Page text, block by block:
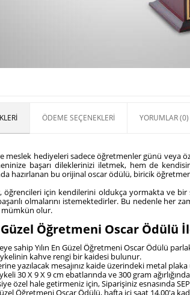
ÖDEME SEÇENEKLERI YORUMLAR (0)
meslek hediyeleri sadece öğretmenler günü veya
başarı dileklerinizi iletmek, hem de
hazırlanan bu orijinal oscar ödülü, biricik
öğrencileri için kendilerini oldukça yormakta ve bir
olmalarını istemektedirler. Bu nedenle her
olur.
Güzel Öğretmeni Oscar
sahip Yılın En Güzel Öğretmeni Oscar Ödülü
kahve rengi bir kaidesi bulunur.
yazılacak mesajınız kaide üzerindeki metal plaka
30 X 9 X 9 cm ebatlarında ve 300 gram
özel hale getirmeniz için, Siparişiniz esnasında
Öğretmeni Oscar Ödülü, hafta içi saat 14.00'a